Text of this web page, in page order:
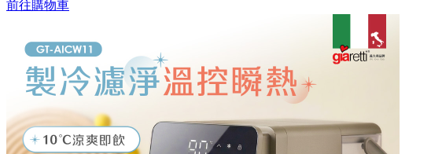
前往購物車